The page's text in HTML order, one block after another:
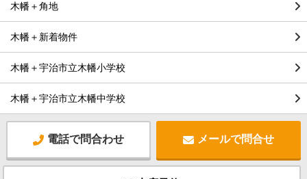
木幡＋角地
木幡＋新着物件
木幡＋宇治市立木幡小学校
木幡＋宇治市立木幡中学校
電話で問合わせ メールで問合せ